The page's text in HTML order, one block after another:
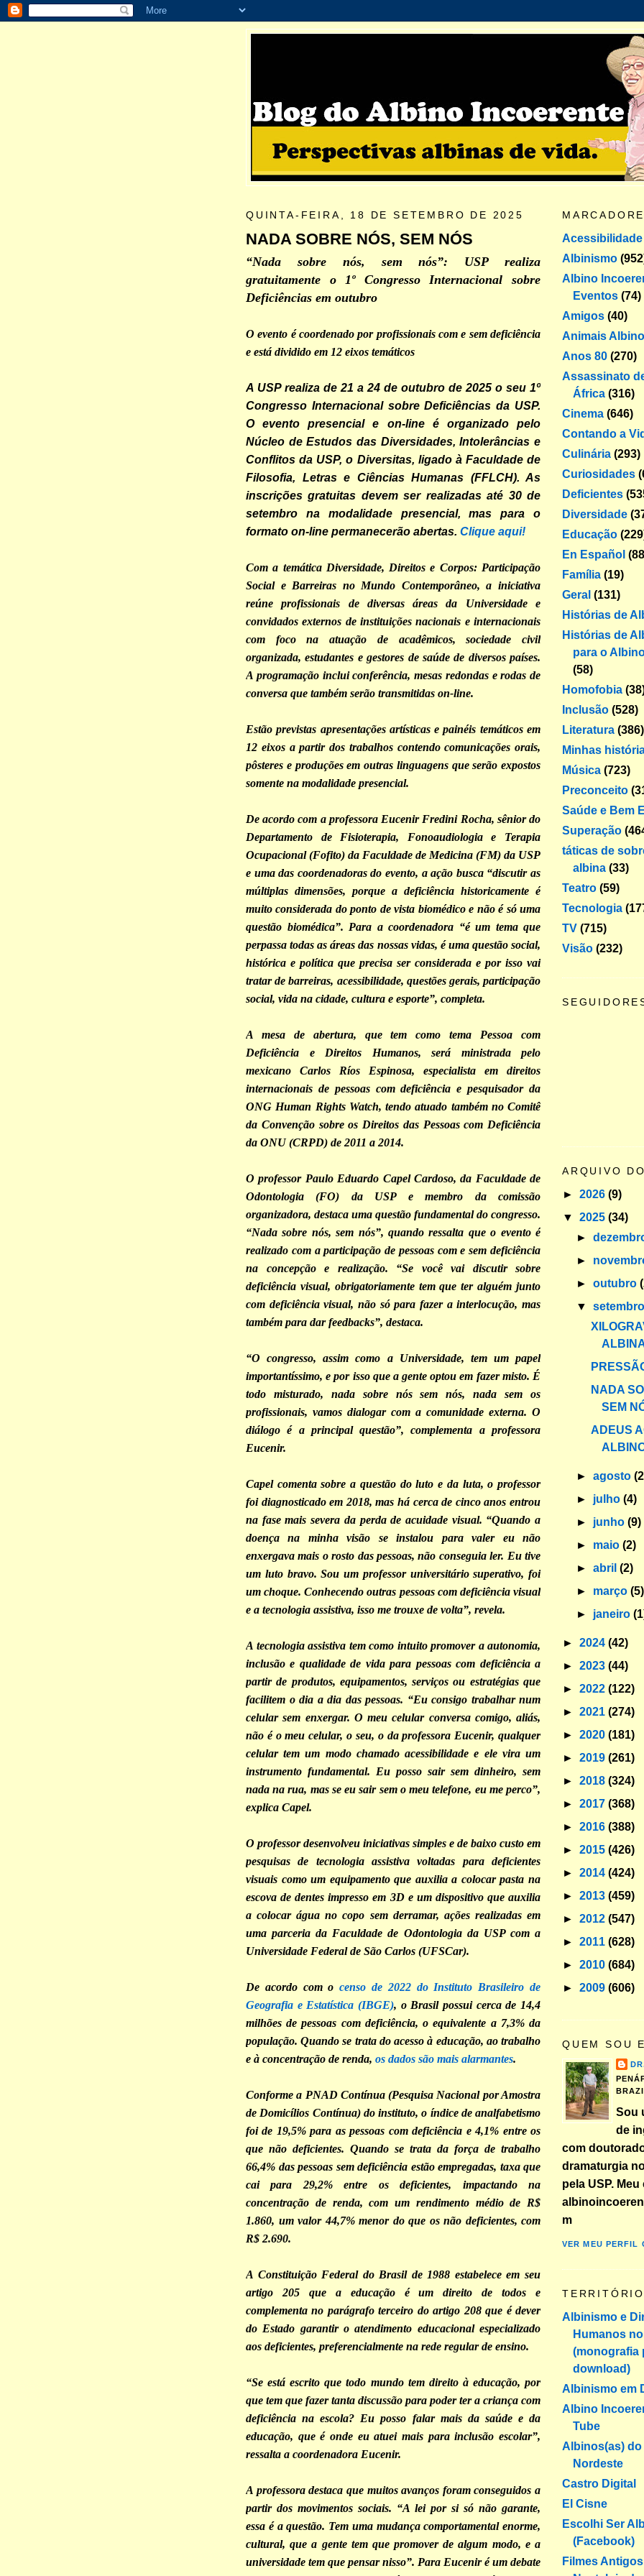
QUINTA-FEIRA, 18 DE SETEMBRO DE 2025
NADA SOBRE NÓS, SEM NÓS
“Nada sobre nós, sem nós”: USP realiza
gratuitamente o 1º Congresso Internacional sobre
Deficiências em outubro
O evento é coordenado por profissionais com e sem deficiência
e está dividido em 12 eixos temáticos
A USP realiza de 21 a 24 de outubro de 2025 o seu 1º
Congresso Internacional sobre Deficiências da USP.
O evento presencial e on-line é organizado pelo
Núcleo de Estudos das Diversidades, Intolerâncias e
Conflitos da USP, o Diversitas, ligado à Faculdade de
Filosofia, Letras e Ciências Humanas (FFLCH). As
inscrições gratuitas devem ser realizadas até 30 de
setembro na modalidade presencial, mas para o
formato on-line permanecerão abertas. Clique aqui!
Com a temática Diversidade, Direitos e Corpos: Participação
Social e Barreiras no Mundo Contemporâneo, a iniciativa
reúne profissionais de diversas áreas da Universidade e
convidados externos de instituições nacionais e internacionais
com foco na atuação de acadêmicos, sociedade civil
organizada, estudantes e gestores de saúde de diversos países.
A programação inclui conferência, mesas redondas e rodas de
conversa que também serão transmitidas on-line.
Estão previstas apresentações artísticas e painéis temáticos em
12 eixos a partir dos trabalhos contendo comunicações orais,
pôsteres e produções em outras linguagens que serão expostos
somente na modalidade presencial.
De acordo com a professora Eucenir Fredini Rocha, sênior do
Departamento de Fisioterapia, Fonoaudiologia e Terapia
Ocupacional (Fofito) da Faculdade de Medicina (FM) da USP
e uma das coordenadoras do evento, a ação busca “discutir as
múltiplas dimensões, porque a deficiência historicamente é
muito considerada do ponto de vista biomédico e não é só uma
questão biomédica”. Para a coordenadora “é um tema que
perpassa todas as áreas das nossas vidas, é uma questão social,
histórica e política que precisa ser considerada e por isso vai
tratar de barreiras, acessibilidade, questões gerais, participação
social, vida na cidade, cultura e esporte”, completa.
A mesa de abertura, que tem como tema Pessoa com
Deficiência e Direitos Humanos, será ministrada pelo
mexicano Carlos Ríos Espinosa, especialista em direitos
internacionais de pessoas com deficiência e pesquisador da
ONG Human Rights Watch, tendo atuado também no Comitê
da Convenção sobre os Direitos das Pessoas com Deficiência
da ONU (CRPD) de 2011 a 2014.
O professor Paulo Eduardo Capel Cardoso, da Faculdade de
Odontologia (FO) da USP e membro da comissão
organizadora, destaca uma questão fundamental do congresso.
“Nada sobre nós, sem nós”, quando ressalta que o evento é
realizado com a participação de pessoas com e sem deficiência
na concepção e realização. “Se você vai discutir sobre
deficiência visual, obrigatoriamente tem que ter alguém junto
com deficiência visual, não só para fazer a interlocução, mas
também para dar feedbacks”, destaca.
“O congresso, assim como a Universidade, tem um papel
importantíssimo, e por isso que a gente optou em fazer misto. É
todo misturado, nada sobre nós sem nós, nada sem os
profissionais, vamos dialogar com a comunidade externa. O
diálogo é a principal questão”, complementa a professora
Eucenir.
Capel comenta sobre a questão do luto e da luta, o professor
foi diagnosticado em 2018, mas há cerca de cinco anos entrou
na fase mais severa da perda de acuidade visual. “Quando a
doença na minha visão se instalou para valer eu não
enxergava mais o rosto das pessoas, não conseguia ler. Eu tive
um luto bravo. Sou um professor universitário superativo, foi
um choque. Conhecendo outras pessoas com deficiência visual
e a tecnologia assistiva, isso me trouxe de volta”, revela.
A tecnologia assistiva tem como intuito promover a autonomia,
inclusão e qualidade de vida para pessoas com deficiência a
partir de produtos, equipamentos, serviços ou estratégias que
facilitem o dia a dia das pessoas. “Eu consigo trabalhar num
celular sem enxergar. O meu celular conversa comigo, aliás,
não é o meu celular, o seu, o da professora Eucenir, qualquer
celular tem um modo chamado acessibilidade e ele vira um
instrumento fundamental. Eu posso sair sem dinheiro, sem
nada na rua, mas se eu sair sem o meu telefone, eu me perco”,
explica Capel.
O professor desenvolveu iniciativas simples e de baixo custo em
pesquisas de tecnologia assistiva voltadas para deficientes
visuais como um equipamento que auxilia a colocar pasta na
escova de dentes impresso em 3D e um dispositivo que auxilia
a colocar água no copo sem derramar, ações realizadas em
uma parceria da Faculdade de Odontologia da USP com a
Universidade Federal de São Carlos (UFSCar).
De acordo com ocenso de 2022 do Instituto Brasileiro de
Geografia e Estatística (IBGE), o Brasil possui cerca de 14,4
milhões de pessoas com deficiência, o equivalente a 7,3% da
população. Quando se trata do acesso à educação, ao trabalho
e à concentração de renda, os dados são mais alarmantes.
Conforme a PNAD Contínua (Pesquisa Nacional por Amostra
de Domicílios Contínua) do instituto, o índice de analfabetismo
foi de 19,5% para as pessoas com deficiência e 4,1% entre os
que não deficientes. Quando se trata da força de trabalho
66,4% das pessoas sem deficiência estão empregadas, taxa que
cai para 29,2% entre os deficientes, impactando na
concentração de renda, com um rendimento médio de R$
1.860, um valor 44,7% menor do que os não deficientes, com
R$ 2.690.
A Constituição Federal do Brasil de 1988 estabelece em seu
artigo 205 que a educação é um direito de todos e
complementa no parágrafo terceiro do artigo 208 que é dever
do Estado garantir o atendimento educacional especializado
aos deficientes, preferencialmente na rede regular de ensino.
“Se está escrito que todo mundo tem direito à educação, por
que tem que fazer tanta discussão para poder ter a criança com
deficiência na escola? Eu posso falar mais da saúde e da
educação, que é onde eu atuei mais para inclusão escolar”,
ressalta a coordenadora Eucenir.
A professora destaca que muitos avanços foram conseguidos a
partir dos movimentos sociais. “A lei por si só não garante,
essa é a questão. Tem uma mudança comportamental enorme,
cultural, que a gente tem que promover de algum modo, e a
universidade tem que pensar nisso”. Para Eucenir é um debate
Acessibilidade
Albinismo
Albino
Eventos (74)
Amigos (40)
Animais
Anos 80 (270)
Assassinato
África (316)
Cinema (646)
Contando a
Culinária (293)
Curiosidades
Deficientes
Diversidade
Educação
En Español
Família (19)
Geral (131)
Histórias de
Histórias de
para o
(58)
Homofobia
Inclusão (528)
Literatura (386)
Minhas
Música (723)
Preconceito
Saúde e Bem
Superação
táticas de
albina (33)
Teatro (59)
Tecnologia
TV (715)
Visão (232)
ARQUIVO
► 2026 (9)
▼ 2025 (34)
►
►
►outubro
▼
NADA
SEM
ADEUS
►agosto
► julho(4)
► junho(9)
► maio(2)
►abril(2)
► março(5)
► janeiro
► 2024 (42)
► 2023 (44)
► 2022 (122)
► 2021 (274)
► 2020 (181)
► 2019 (261)
► 2018 (324)
► 2017 (368)
► 2016 (388)
► 2015 (426)
► 2014 (424)
► 2013 (459)
► 2012 (547)
► 2011 (628)
► 2010 (684)
► 2009 (606)
QUEM SOU
Sou
de
com
dramaturgia
pela USP. Meu
m
VER MEU PERFIL
Albinismo e
Humanos
(monografia
download)
Albinismo em
Albino
Tube
Albinos(as)
Nordeste
Castro Digital
El Cisne
Escolhi Ser
(Facebook)
Filmes